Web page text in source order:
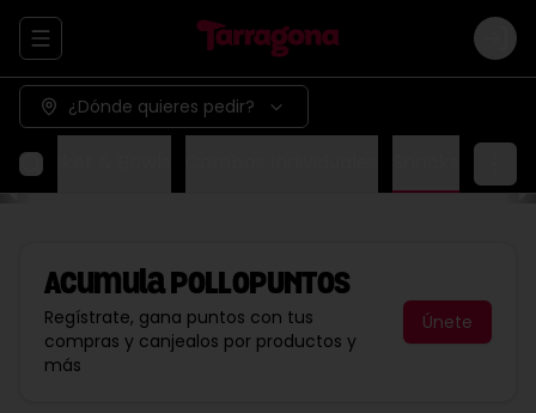
Abrir menu de navegación Login
¿Dónde quieres pedir?
Basket & Bowls
AcumulaPOLLOPUNTOS
Regístrate, gana puntos con tus
compras y canjealos por productos y
más
Únete